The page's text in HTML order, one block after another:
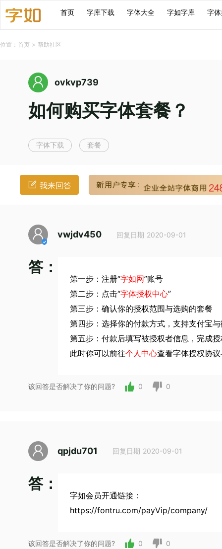
首页 字库下载 字体大全 字如字库 字
位置： 首页 > 帮助社区
ovkvp739
如何购买字体套餐？
字体下载 套餐
我来回答
vwjdv450 回复日期 2020-09-01
答：
第一步：注册“字如网”账号
第二步：点击“字体授权中心”
第三步：确认你的授权范围与选购的套餐
第四步：选择你的付款方式，支持支付宝
第五步：付款后填写被授权者信息，完成
此时你可以前往个人中心查看字体授权协
该回答是否解决了你的问题? 0 0
qpjdu701 回复日期 2020-09-01
答：
字如会员开通链接：
https://fontru.com/payVip/company/
该回答是否解决了你的问题? 0 0